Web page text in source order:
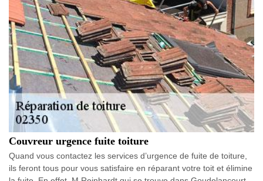
Couvreur urgence fuite toiture
Quand vous contactez les services d’urgence de fuite de toiture,
ils feront tous pour vous satisfaire en réparant votre toit et élimine